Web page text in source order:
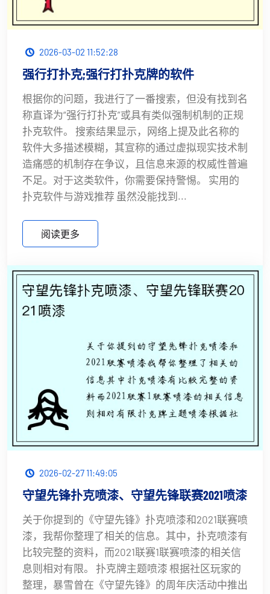
2026-03-02 11:52:28
强行打扑克;强行打扑克牌的软件
根据你的问题，我进行了一番搜索，但没有找到名
称直译为“强行打扑克”或具有类似强制机制的正规
扑克软件。 搜索结果显示，网络上提及此名称的
软件大多描述模糊，其宣称的通过虚拟现实技术制
造痛感的机制存在争议，且信息来源的权威性普遍
不足。对于这类软件，你需要保持警惕。 实用的
扑克软件与游戏推荐 虽然没能找到...
阅读更多
2026-02-27 11:49:05
守望先锋扑克喷漆、守望先锋联赛2021喷漆
关于你提到的《守望先锋》扑克喷漆和2021联赛喷
漆，我帮你整理了相关的信息。其中，扑克喷漆有
比较完整的资料，而2021联赛1联赛喷漆的相关信
息则相对有限。 扑克牌主题喷漆 根据社区玩家的
整理，暴雪曾在《守望先锋》的周年庆活动中推出